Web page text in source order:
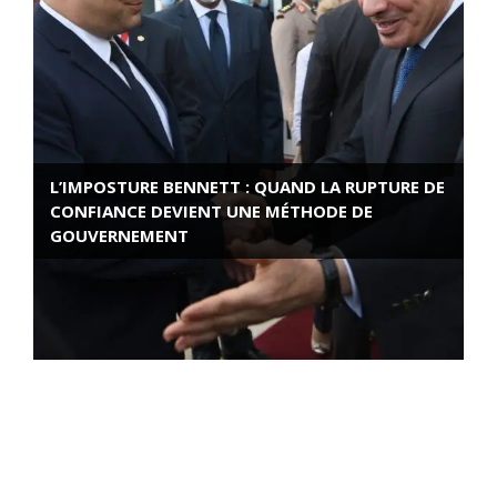
L’IMPOSTURE BENNETT : QUAND LA RUPTURE DE
CONFIANCE DEVIENT UNE MÉTHODE DE
GOUVERNEMENT
ROSE VALLAND, HEROÏNE DE LA RESISTANCE